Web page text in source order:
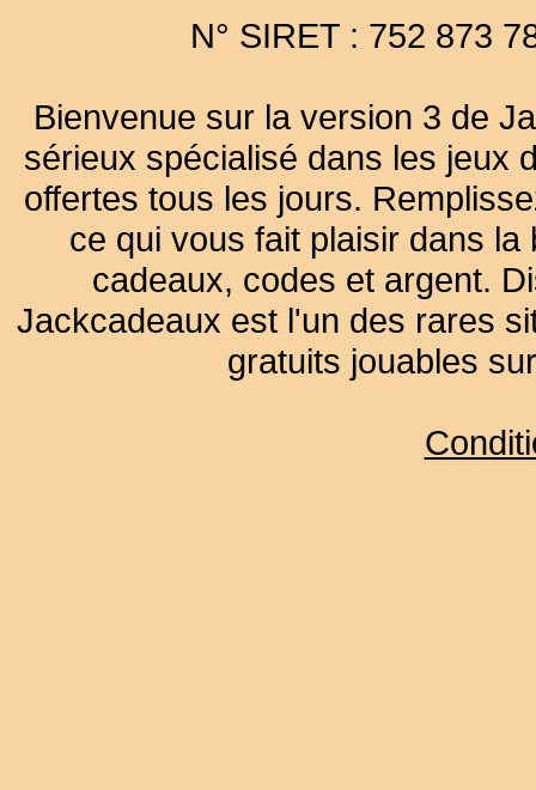
N° SIRET : 752 873
Bienvenue sur la version 3 de
sérieux spécialisé dans les jeux
offertes tous les jours.
ce qui vous fait plaisir dans
cadeaux, codes et argent.
Jackcadeaux est l'un des rares
gratuits jouables